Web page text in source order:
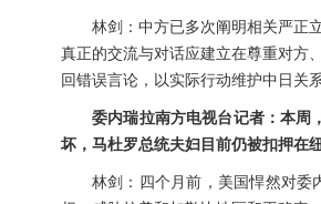
林剑：中方已多次阐明相关严正
真正的交流与对话应建立在尊重对方
回错误言论，以实际行动维护中日关
委内瑞拉南方电视台记者：本周
坏，马杜罗总统夫妇目前仍被扣押在
林剑：四个月前，美国悍然对